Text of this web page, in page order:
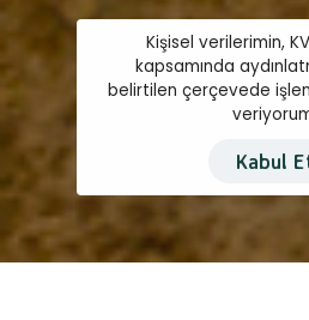
Kişisel verilerimin,
kapsamında
belirtilen çerçevede
Kabul